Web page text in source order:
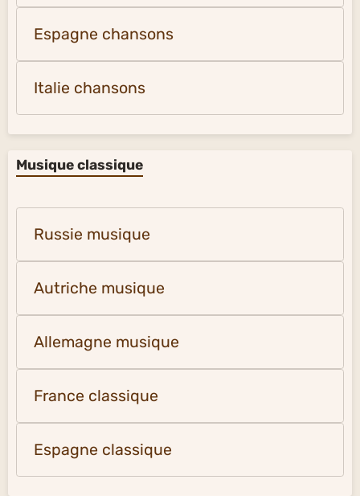
Espagne chansons
Italie chansons
Musique classique
Russie musique
Autriche musique
Allemagne musique
France classique
Espagne classique